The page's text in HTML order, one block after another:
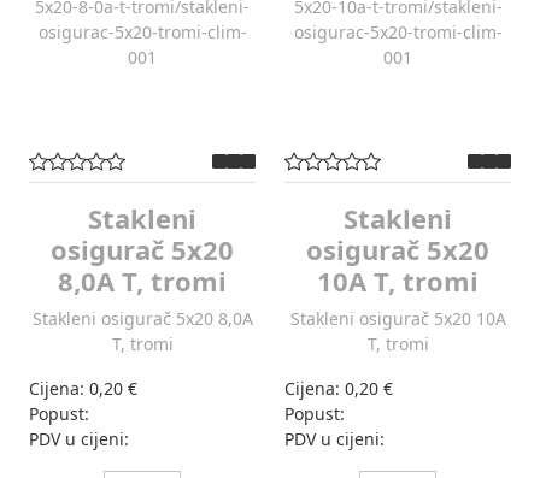
Stakleni
osigurač 5x20
8,0A T, tromi
Stakleni osigurač 5x20 8,0A
T, tromi
Cijena: 0,20 €
Popust:
PDV u cijeni:
Stakleni
osigurač 5x20
10A T, tromi
Stakleni osigurač 5x20 10A
T, tromi
Cijena: 0,20 €
Popust:
PDV u cijeni: